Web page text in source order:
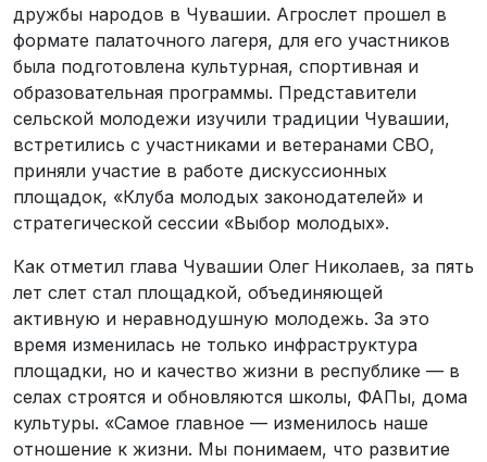
дружбы народов в Чувашии. Агрослет прошел в
формате палаточного лагеря, для его участников
была подготовлена культурная, спортивная и
образовательная программы. Представители
сельской молодежи изучили традиции Чувашии,
встретились с участниками и ветеранами СВО,
приняли участие в работе дискуссионных
площадок, «Клуба молодых законодателей» и
стратегической сессии «Выбор молодых».
Как отметил глава Чувашии Олег Николаев, за пять
лет слет стал площадкой, объединяющей
активную и неравнодушную молодежь. За это
время изменилась не только инфраструктура
площадки, но и качество жизни в республике — в
селах строятся и обновляются школы, ФАПы, дома
культуры. «Самое главное — изменилось наше
отношение к жизни. Мы понимаем, что развитие